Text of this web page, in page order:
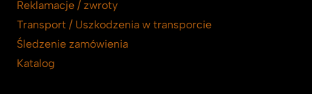
Reklamacje / zwroty
Transport / Uszkodzenia w transporcie
Śledzenie zamówienia
Katalog